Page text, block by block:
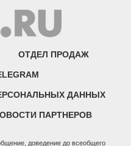
ОТДЕЛ ПРОДАЖ
ДАННЫХ
ПАРТНЕРОВ
доведение до всеобщего